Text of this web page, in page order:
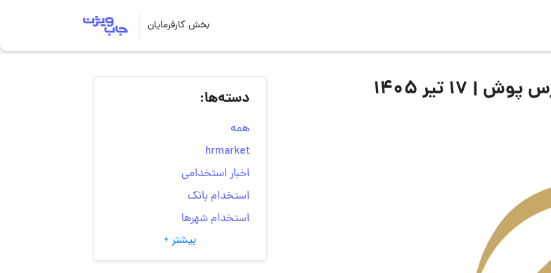
بخش کارفرمایان
تیر ۱۴۰۵ دسته‌ها:
همه
hrmarket
اخبار استخدامی
استخدام بانک
استخدام شهرها
انتخاب مسیر شغلی
به‌روزرسانی‌های سایت
بیشتر +